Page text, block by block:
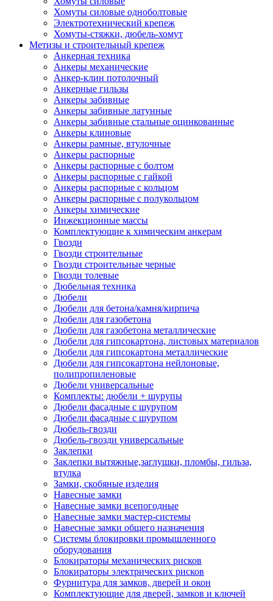
Хомуты силовые одноболтовые
Электротехнический крепеж
Хомуты-стяжки, дюбель-хомут
Метизы и строительный крепеж
Анкерная техника
Анкеры механические
Анкер-клин потолочный
Анкерные гильзы
Анкеры забивные
Анкеры забивные латунные
Анкеры забивные стальные оцинкованные
Анкеры клиновые
Анкеры рамные, втулочные
Анкеры распорные
Анкеры распорные с болтом
Анкеры распорные с гайкой
Анкеры распорные с кольцом
Анкеры распорные с полукольцом
Анкеры химические
Инжекционные массы
Комплектующие к химическим анкерам
Гвозди
Гвозди строительные
Гвозди строительные черные
Гвозди толевые
Дюбельная техника
Дюбели
Дюбели для бетона/камня/кирпича
Дюбели для газобетона
Дюбели для газобетона металлические
Дюбели для гипсокартона, листовых материалов
Дюбели для гипсокартона металлические
Дюбели для гипсокартона нейлоновые,
полипропиленовые
Дюбели универсальные
Комплекты: дюбели + шурупы
Дюбели фасадные с шурупом
Дюбели фасадные с шурупом
Дюбель-гвозди
Дюбель-гвозди универсальные
Заклепки
Заклепки вытяжные,заглушки, пломбы, гильза,
втулка
Замки, скобяные изделия
Навесные замки
Навесные замки всепогодные
Навесные замки мастер-системы
Навесные замки общего назначения
Системы блокировки промышленного
оборудования
Блокираторы механических рисков
Блокираторы электрических рисков
Фурнитура для замков, дверей и окон
Комплектующие для дверей, замков и ключей